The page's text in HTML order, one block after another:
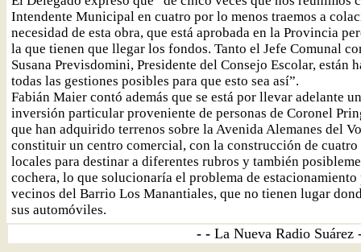
Intendente Municipal en cuatro por lo menos traemos a
necesidad de esta obra, que está aprobada en la Provincia
la que tienen que llegar los fondos. Tanto el Jefe Comunal
Susana Previsdomini, Presidente del Consejo Escolar, están
todas las gestiones posibles para que esto sea así”.
Fabián Maier contó además que se está por llevar adelante
inversión particular proveniente de personas de Coronel
que han adquirido terrenos sobre la Avenida Alemanes del
constituir un centro comercial, con la construcción de
locales para destinar a diferentes rubros y también
cochera, lo que solucionaría el problema de estacionamiento
vecinos del Barrio Los Manantiales, que no tienen lugar
sus automóviles.
- - La Nueva Radio